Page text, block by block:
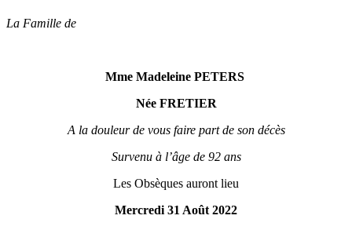
La Famille de
Mme Madeleine PETERS
Née FRETIER
A la douleur de vous faire part de son décès
Survenu à l’âge de 92 ans
Les Obsèques auront lieu
Mercredi 31 Août 2022